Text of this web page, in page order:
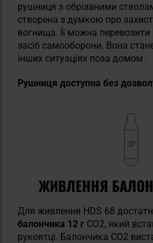
рушниця з обрізаними
створена з думкою про
вогнища. Її можна перевозити
засіб самооборони. Вона
інших ситуаціях поза домом.
Рушниця доступна без
ЖИВЛЕННЯ
Для живлення HDS 68
балончика 12 г CO2, який
рукоятці. Балончика CO2